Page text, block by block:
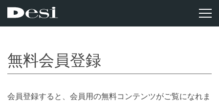
無料会員登録
会員登録すると、会員用の無料コンテンツがご覧になれま